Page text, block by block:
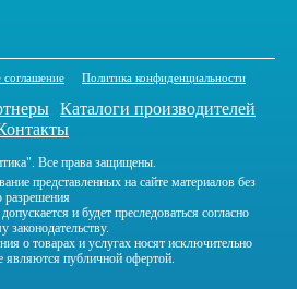
соглашение Политика конфиденциальности
Каталоги производителей
Все права защищены.
представленных на сайте материалов без
разрешения
и будет преследоваться согласно
о товарах и услугах носят исключительно
являются публичной офертой.